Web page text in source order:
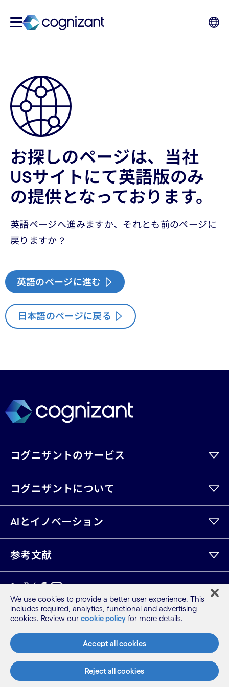
お探しのページは、当社
USサイトにて英語版のみ
の提供となっております。
英語ページへ進みますか、それとも前のページに
戻りますか？
英語のページに進む
日本語のページに戻る
コグニザントのサービス
コグニザントについて
AIとイノベーション
参考文献
LinkedIn
Twitter
Facebook
Instagram
Youtube
サイトマップ
利用規約
プライバシーポリシー
Cookieポリシー
©2026 Cognizant, all rights reserved
We use cookies to provide a better user experience. This
includes required, analytics, functional and advertising
cookies. Review our cookie policy for more details.
Accept all cookies
Reject all cookies